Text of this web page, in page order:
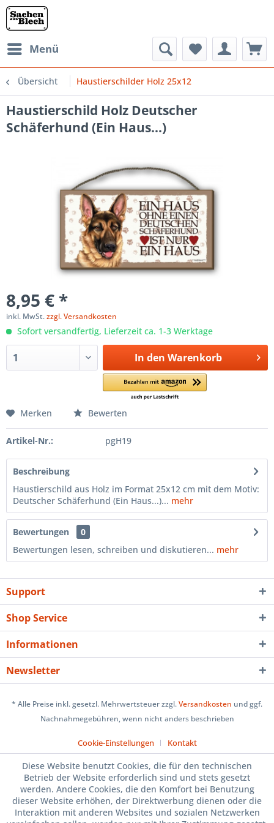
Menü
Übersicht Haustierschilder Holz 25x12
Haustierschild Holz Deutscher
Schäferhund (Ein Haus...)
8,95 € *
inkl. MwSt.zzgl. Versandkosten
Sofort versandfertig, Lieferzeit ca. 1-3 Werktage
In den Warenkorb
Merken Bewerten
Artikel-Nr.: pgH19
Beschreibung
Haustierschild aus Holz im Format 25x12 cm mit dem Motiv:
Deutscher Schäferhund (Ein Haus...)... mehr
Bewertungen
0
Bewertungen lesen, schreiben und diskutieren... mehr
Support
Shop Service
Informationen
Newsletter
* Alle Preise inkl. gesetzl. Mehrwertsteuer zzgl.Versandkosten und ggf.
Nachnahmegebühren, wenn nicht anders beschrieben
Cookie-Einstellungen Kontakt
Diese Website benutzt Cookies, die für den technischen
Betrieb der Website erforderlich sind und stets gesetzt
werden. Andere Cookies, die den Komfort bei Benutzung
dieser Website erhöhen, der Direktwerbung dienen oder die
Interaktion mit anderen Websites und sozialen Netzwerken